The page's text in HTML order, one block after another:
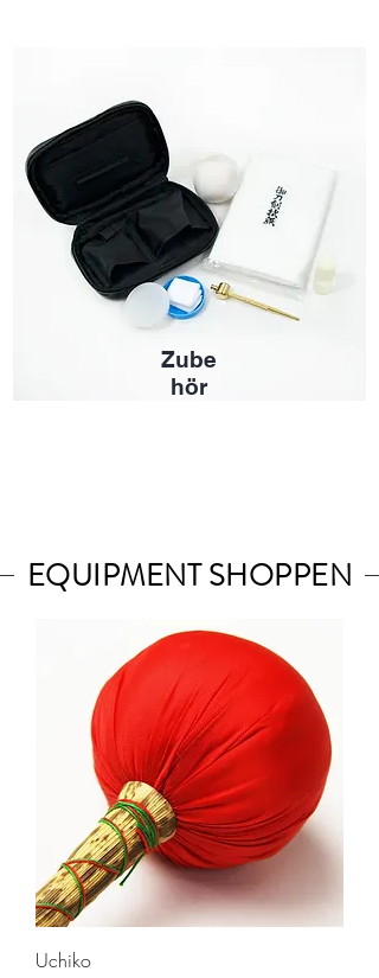
Zube
hör
EQUIPMENT SHOPPEN
Uchiko